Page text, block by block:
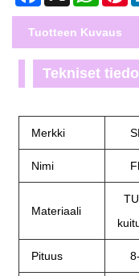
Tuotteen Kuvaus
Tekniset
Merkki
Nimi
Materiaali
Pituus 8-